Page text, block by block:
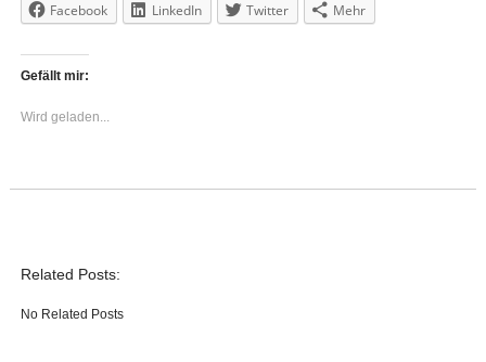
Facebook
LinkedIn Twitter Mehr
Gefällt mir:
Wird geladen...
Related Posts:
No Related Posts